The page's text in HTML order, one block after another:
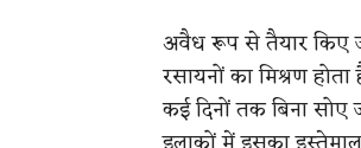
अवैध रूप से तैयार किए
रसायनों का मिश्रण
कई दिनों तक बिना सोए